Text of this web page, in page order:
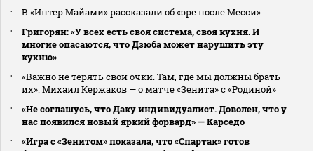
В «Интер Майами» рассказали об «эре после Месси»
Григорян: «У всех есть своя система, своя кухня. И
многие опасаются, что Дзюба может нарушить эту
кухню»
«Важно не терять свои очки. Там, где мы должны брать
их». Михаил Кержаков — о матче «Зенита» с «Родиной»
«Не соглашусь, что Даку индивидуалист. Доволен, что у
нас появился новый яркий форвард» — Карседо
«Игра с «Зенитом» показала, что «Спартак» готов